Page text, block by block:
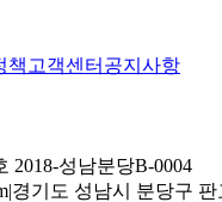
책 고객센터 공지사항
2018-성남분당B-0004
|경기도 성남시 분당구